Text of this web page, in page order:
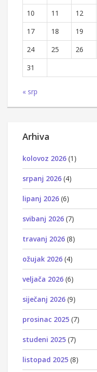
10
11 12
17
18 19
24
25 26
31
« srp
Arhiva
kolovoz 2026 (1)
srpanj 2026 (4)
lipanj 2026 (6)
svibanj 2026 (7)
travanj 2026 (8)
ožujak 2026 (4)
veljača 2026 (6)
siječanj 2026 (9)
prosinac 2025 (7)
studeni 2025 (7)
listopad 2025 (8)